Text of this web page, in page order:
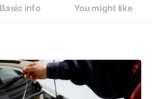
Basic info You might like